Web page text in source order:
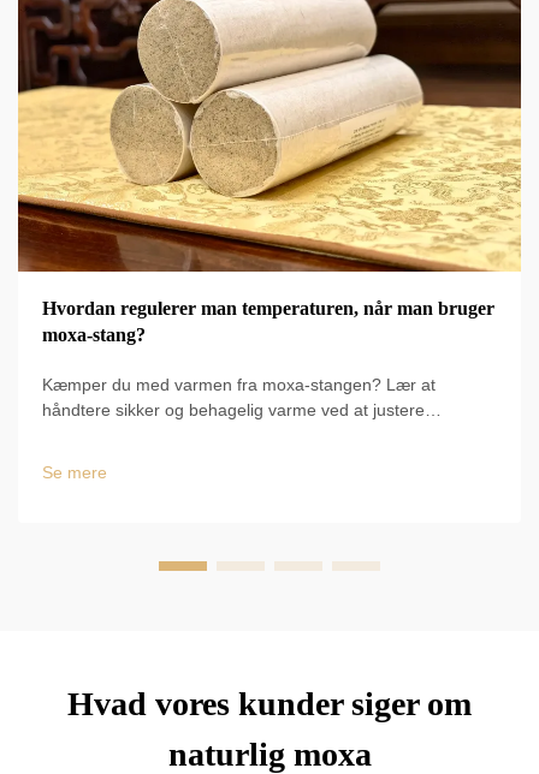
Hvordan regulerer man temperaturen, når man bruger
moxa-stang?
Kæmper du med varmen fra moxa-stangen? Lær at
håndtere sikker og behagelig varme ved at justere
Se mere
Hvad vores kunder siger om
naturlig moxa